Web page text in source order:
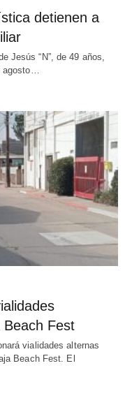
detienen a
Jesús “N”, de 49 años,
agosto…
Beach Fest
vialidades alternas
Beach Fest. El